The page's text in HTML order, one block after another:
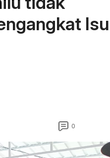
Isu
0